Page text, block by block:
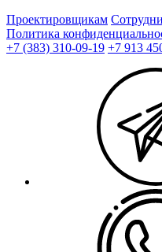
Проектировщикам
Политика
+7 (383) 310-09-19 +7 913